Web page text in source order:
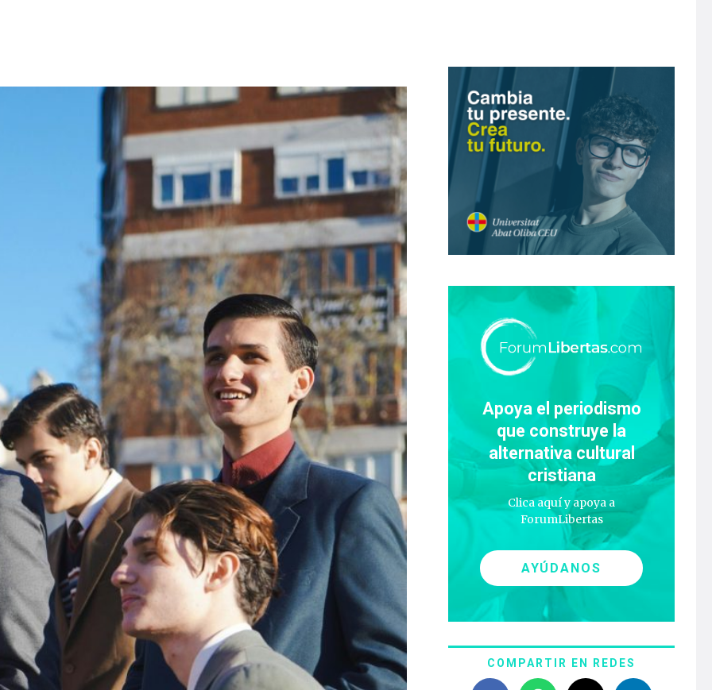
Apoya el periodismo
que construye la
alternativa cultural
cristiana
Clica aquí y apoya a
ForumLibertas
AYÚDANOS
COMPARTIR EN REDES